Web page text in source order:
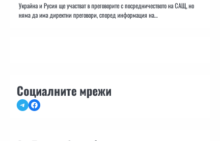
Украйна и Русия ще участват в преговорите с посредничеството на САЩ, но
няма да има директни преговори, според информация на…
Социалните мрежи
TelegramFacebook